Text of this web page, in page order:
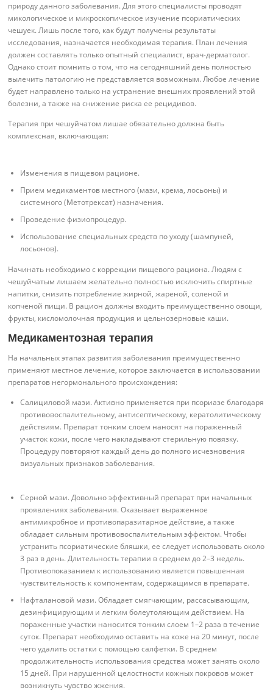
природу данного заболевания. Для этого специалисты проводят
микологическое и микроскопическое изучение псориатических
чешуек. Лишь после того, как будут получены результаты
исследования, назначается необходимая терапия. План лечения
должен составлять только опытный специалист, врач-дерматолог.
Однако стоит помнить о том, что на сегодняшний день полностью
вылечить патологию не представляется возможным. Любое лечение
будет направлено только на устранение внешних проявлений этой
болезни, а также на снижение риска ее рецидивов.
Терапия при чешуйчатом лишае обязательно должна быть
комплексная, включающая:
Изменения в пищевом рационе.
Прием медикаментов местного (мази, крема, лосьоны) и
системного (Метотрексат) назначения.
Проведение физиопроцедур.
Использование специальных средств по уходу (шампуней,
лосьонов).
Начинать необходимо с коррекции пищевого рациона. Людям с
чешуйчатым лишаем желательно полностью исключить спиртные
напитки, снизить потребление жирной, жареной, соленой и
копченой пищи. В рацион должны входить преимущественно овощи,
фрукты, кисломолочная продукция и цельнозерновые каши.
Медикаментозная терапия
На начальных этапах развития заболевания преимущественно
применяют местное лечение, которое заключается в использовании
препаратов негормонального происхождения:
Салициловой мази. Активно применяется при псориазе благодаря
противовоспалительному, антисептическому, кератолитическому
действиям. Препарат тонким слоем наносят на пораженный
участок кожи, после чего накладывают стерильную повязку.
Процедуру повторяют каждый день до полного исчезновения
визуальных признаков заболевания.
Серной мази. Довольно эффективный препарат при начальных
проявлениях заболевания. Оказывает выраженное
антимикробное и противопаразитарное действие, а также
обладает сильным противовоспалительным эффектом. Чтобы
устранить псориатические бляшки, ее следует использовать около
3 раз в день. Длительность терапии в среднем до 2–3 недель.
Противопоказанием к использованию является повышенная
чувствительность к компонентам, содержащимся в препарате.
Нафталановой мази. Обладает смягчающим, рассасывающим,
дезинфицирующим и легким болеутоляющим действием. На
пораженные участки наносится тонким слоем 1–2 раза в течение
суток. Препарат необходимо оставить на коже на 20 минут, после
чего удалить остатки с помощью салфетки. В среднем
продолжительность использования средства может занять около
15 дней. При нарушенной целостности кожных покровов может
возникнуть чувство жжения.